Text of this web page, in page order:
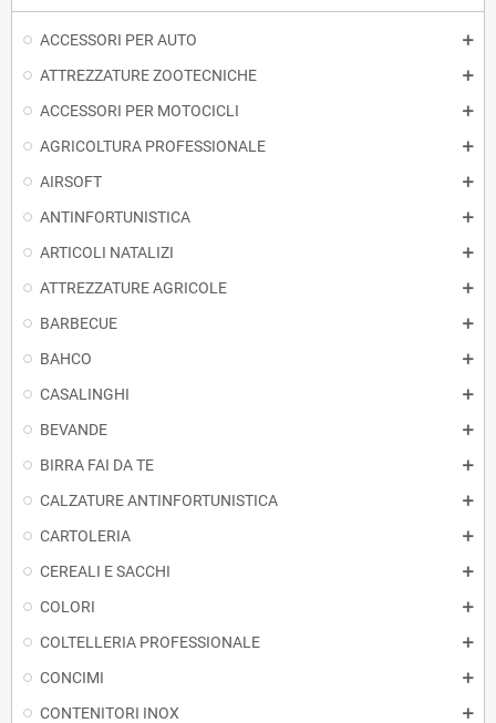
ACCESSORI PER AUTO
ATTREZZATURE ZOOTECNICHE
ACCESSORI PER MOTOCICLI
AGRICOLTURA PROFESSIONALE
AIRSOFT
ANTINFORTUNISTICA
ARTICOLI NATALIZI
ATTREZZATURE AGRICOLE
BARBECUE
BAHCO
CASALINGHI
BEVANDE
BIRRA FAI DA TE
CALZATURE ANTINFORTUNISTICA
CARTOLERIA
CEREALI E SACCHI
COLORI
COLTELLERIA PROFESSIONALE
CONCIMI
CONTENITORI INOX